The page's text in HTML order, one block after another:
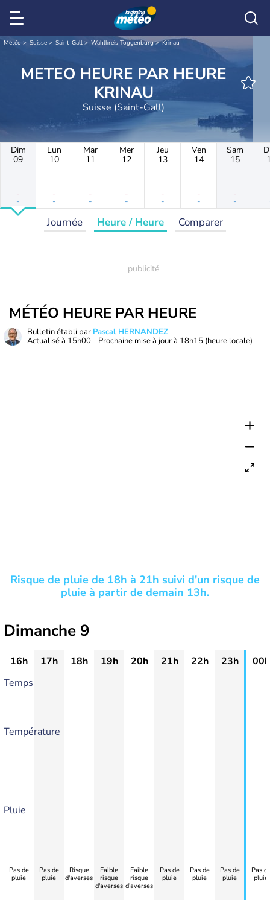
Météo Suisse Saint-Gall Wahlkreis Toggenburg Krinau
METEO HEURE PAR HEURE
KRINAU
Suisse (Saint-Gall)
Dim
09
-
-
Lun
10
-
-
Mar
11
-
-
Mer
12
-
-
Jeu
13
-
-
Ven
14
-
-
Sam
15
-
-
Journée Heure / Heure Comparer
MÉTÉO HEURE PAR HEURE
Bulletin établi par Pascal HERNANDEZ
Actualisé à 15h00 - Prochaine mise à jour à 18h15 (heure locale)
Risque de pluie de 18h à 21h suivi d'un risque de
pluie à partir de demain 13h.
Dimanche 9
16h 17h 18h 19h 20h 21h 22h 23h
00h
Temps
Température
Pluie
Pas de
pluie
Pas de
pluie
Risque
d'averses
Faible
risque
d'averses
Faible
risque
d'averses
Pas de
pluie
Pas de
pluie
Pas de
pluie
Pas
pluie